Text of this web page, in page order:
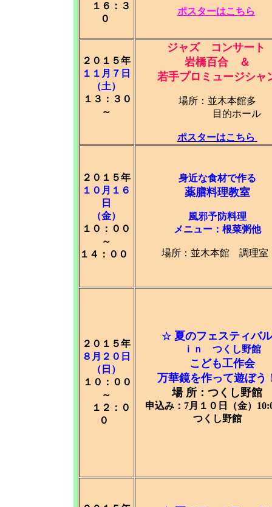
１６：３
０
ポスターはこちら
２０１５年
１１月７日
（土）
１３：３０
～
ジャズ コンサート
岩橋百合 ＆
若手プロミュージシャ
場所：並木本館多
目的ホール
ポスターはこちら
２０１５年
１０月１６
日
（金）
１０：００
～
１４：００
身近な食材で作る
薬膳料理教室
風邪予防料理
メニュー：根菜粥他
場所：並木本館 調理
２０１５年
８月２０日
（日）
１０：００
～
１２：０
０
☆ 夏のフェスティバル
ｉｎ つくし野館
こども工作会
万華鏡を作って遊ぼう
場 所：つくし野館
申込み：7月１０日（金）
つくし野館